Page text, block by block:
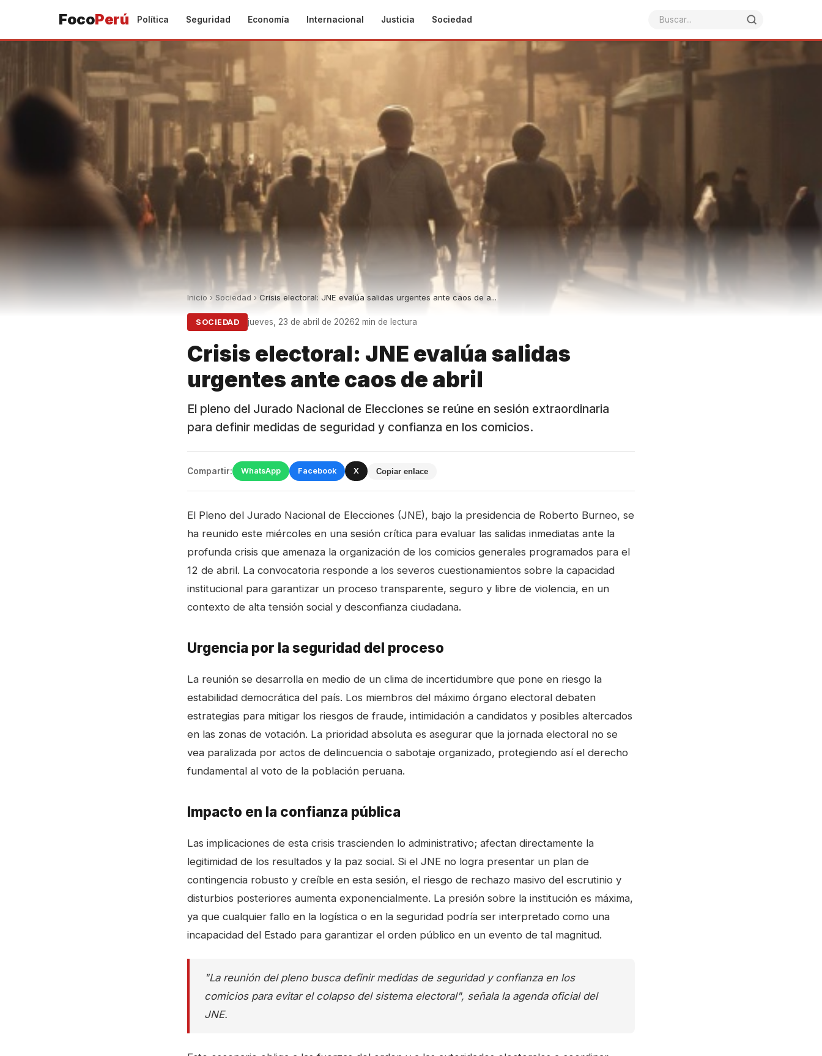
FocoPerú Política Seguridad Economía Internacional Justicia Sociedad
Inicio › Sociedad › Crisis electoral: JNE evalúa salidas urgentes ante caos de a...
SOCIEDAD jueves, 23 de abril de 20262 min de lectura
Crisis electoral: JNE evalúa salidas
urgentes ante caos de abril
El pleno del Jurado Nacional de Elecciones se reúne en sesión extraordinaria
para definir medidas de seguridad y confianza en los comicios.
Compartir: WhatsApp Facebook X Copiar enlace
El Pleno del Jurado Nacional de Elecciones (JNE), bajo la presidencia de Roberto Burneo, se
ha reunido este miércoles en una sesión crítica para evaluar las salidas inmediatas ante la
profunda crisis que amenaza la organización de los comicios generales programados para el
12 de abril. La convocatoria responde a los severos cuestionamientos sobre la capacidad
institucional para garantizar un proceso transparente, seguro y libre de violencia, en un
contexto de alta tensión social y desconfianza ciudadana.
Urgencia por la seguridad del proceso
La reunión se desarrolla en medio de un clima de incertidumbre que pone en riesgo la
estabilidad democrática del país. Los miembros del máximo órgano electoral debaten
estrategias para mitigar los riesgos de fraude, intimidación a candidatos y posibles altercados
en las zonas de votación. La prioridad absoluta es asegurar que la jornada electoral no se
vea paralizada por actos de delincuencia o sabotaje organizado, protegiendo así el derecho
fundamental al voto de la población peruana.
Impacto en la confianza pública
Las implicaciones de esta crisis trascienden lo administrativo; afectan directamente la
legitimidad de los resultados y la paz social. Si el JNE no logra presentar un plan de
contingencia robusto y creíble en esta sesión, el riesgo de rechazo masivo del escrutinio y
disturbios posteriores aumenta exponencialmente. La presión sobre la institución es máxima,
ya que cualquier fallo en la logística o en la seguridad podría ser interpretado como una
incapacidad del Estado para garantizar el orden público en un evento de tal magnitud.
"La reunión del pleno busca definir medidas de seguridad y confianza en los
comicios para evitar el colapso del sistema electoral", señala la agenda oficial del
JNE.